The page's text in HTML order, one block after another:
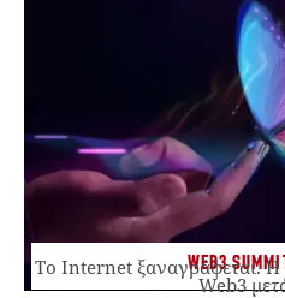
WEB3
Το Internet ξαναγράφεται. Η
Web3